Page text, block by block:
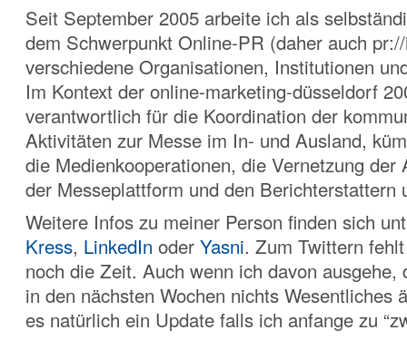
Seit September 2005 arbeite ich als
dem Schwerpunkt Online-PR (daher auch
verschiedene Organisationen, Institutionen
Im Kontext der online-marketing-düsseldorf
verantwortlich für die Koordination der
Aktivitäten zur Messe im In- und Ausland,
die Medienkooperationen, die Vernetzung der
der Messeplattform und den Berichterstattern
Weitere Infos zu meiner Person finden sich
Kress, LinkedIn oder Yasni. Zum Twittern
noch die Zeit. Auch wenn ich davon ausgehe,
in den nächsten Wochen nichts Wesentliches
es natürlich ein Update falls ich anfange zu